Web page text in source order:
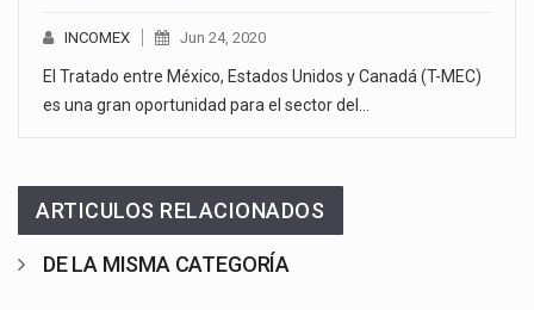
INCOMEX Jun 24, 2020
El Tratado entre México, Estados Unidos y Canadá (T-MEC)
es una gran oportunidad para el sector del…
ARTICULOS RELACIONADOS
DE LA MISMA CATEGORÍA